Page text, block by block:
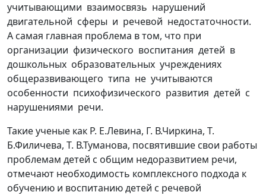
учитывающими взаимосвязь нарушений
двигательной сферы и речевой недостаточности.
А самая главная проблема в том, что при
организации физического воспитания детей в
дошкольных образовательных учреждениях
общеразвивающего типа не учитываются
особенности психофизического развития детей с
нарушениями речи.
Такие ученые как Р. Е.Левина, Г. В.Чиркина, Т.
Б.Филичева, Т. В.Туманова, посвятившие свои работы
проблемам детей с общим недоразвитием речи,
отмечают необходимость комплексного подхода к
обучению и воспитанию детей с речевой